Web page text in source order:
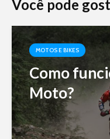
Você pode
MOTOS E BIKES
Como
Moto?